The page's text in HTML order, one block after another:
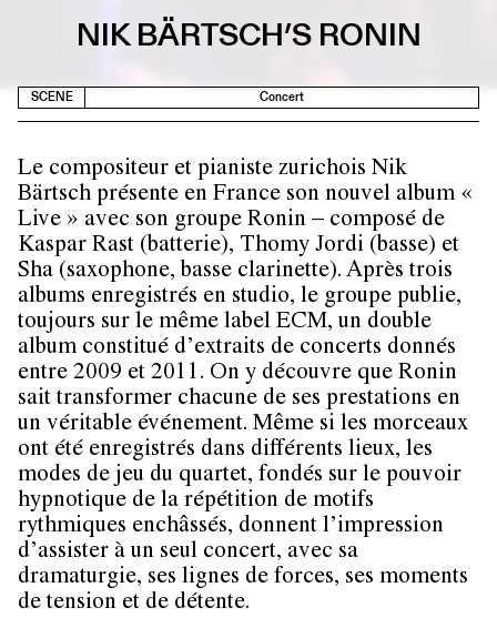
NIK BÄRTSCH’S RONIN
SCENE Concert
Le compositeur et pianiste zurichois Nik
Bärtsch présente en France son nouvel album «
Live » avec son groupe Ronin – composé de
Kaspar Rast (batterie), Thomy Jordi (basse) et
Sha (saxophone, basse clarinette). Après trois
albums enregistrés en studio, le groupe publie,
toujours sur le même label ECM, un double
album constitué d’extraits de concerts donnés
entre 2009 et 2011. On y découvre que Ronin
sait transformer chacune de ses prestations en
un véritable événement. Même si les morceaux
ont été enregistrés dans différents lieux, les
modes de jeu du quartet, fondés sur le pouvoir
hypnotique de la répétition de motifs
rythmiques enchâssés, donnent l’impression
d’assister à un seul concert, avec sa
dramaturgie, ses lignes de forces, ses moments
de tension et de détente.